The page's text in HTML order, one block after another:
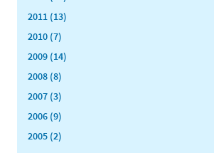
2011 (13)
2010 (7)
2009 (14)
2008 (8)
2007 (3)
2006 (9)
2005 (2)